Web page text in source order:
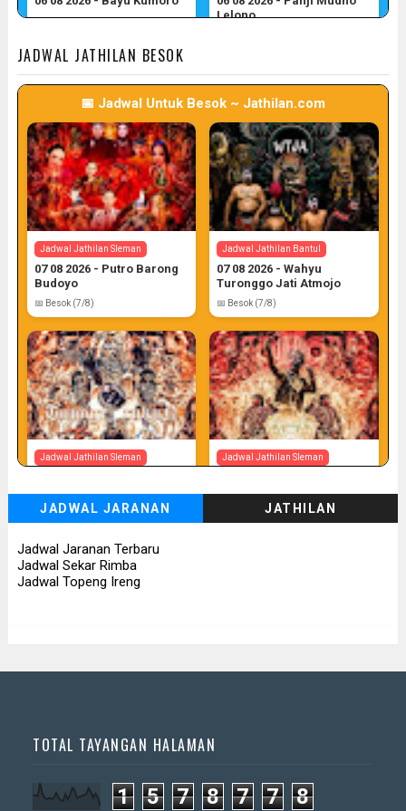
Lelono
Jadwal Jathilan Gunung Kidul
06 08 2026 - Wahyu Budoyo
📅 Target: 6 (Post: 6/7)
JADWAL JATHILAN BESOK
📅 Jadwal Untuk Besok ~ Jathilan.com
Jadwal Jathilan Sleman
07 08 2026 - Putro Barong
Budoyo
📅 Besok (7/8)
Jadwal Jathilan Bantul
07 08 2026 - Wahyu
Turonggo Jati Atmojo
📅 Besok (7/8)
Jadwal Jathilan Sleman
📅 Besok (7/8)
Jadwal Jathilan Sleman
📅 Besok (7/8)
JADWAL JARANAN JATHILAN
Jadwal Jaranan Terbaru
Jadwal Sekar Rimba
Jadwal Topeng Ireng
TOTAL TAYANGAN HALAMAN
1 5 7 8 7 7 8